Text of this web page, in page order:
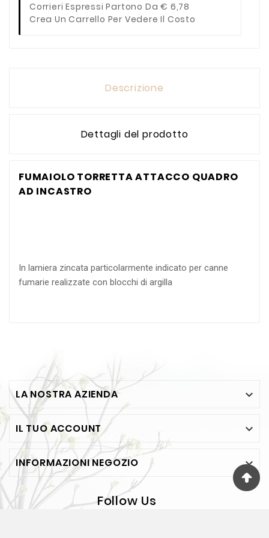
Corrieri Espressi Partono Da € 6,78
Crea Un Carrello Per Vedere Il Costo
Descrizione
Dettagli del prodotto
FUMAIOLO TORRETTA ATTACCO QUADRO
AD INCASTRO
In lamiera zincata particolarmente indicato per canne
fumarie realizzate con blocchi di argilla
LA NOSTRA AZIENDA 
IL TUO ACCOUNT 
INFORMAZIONI NEGOZIO 
Follow Us